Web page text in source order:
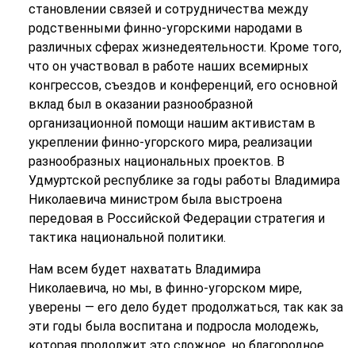
становлении связей и сотрудничества между
родственными финно-угорскими народами в
различных сферах жизнедеятельности. Кроме того,
что он участвовал в работе наших всемирных
конгрессов, съездов и конференций, его основной
вклад был в оказании разнообразной
организационной помощи нашим активистам в
укреплении финно-угорского мира, реализации
разнообразных национальных проектов. В
Удмуртской республике за годы работы Владимира
Николаевича министром была выстроена
передовая в Российской Федерации стратегия и
тактика национальной политики.
Нам всем будет нахватать Владимира
Николаевича, но мы, в финно-угорском мире,
уверены — его дело будет продолжаться, так как за
эти годы была воспитана и подросла молодежь,